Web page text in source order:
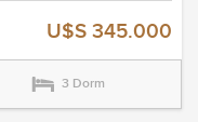
U$S 345.000
3 Dorm